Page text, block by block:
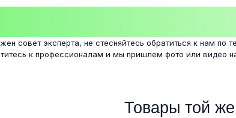
совет эксперта, не стесняйтесь обратиться к нам по
к профессионалам и мы пришлем фото или видео
Товары той же